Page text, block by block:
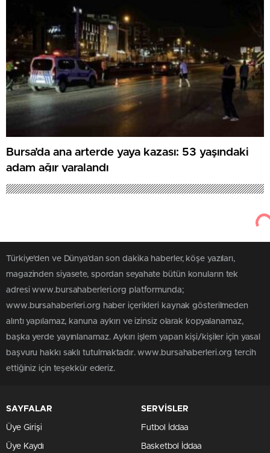
Bursa’da ana arterde yaya kazası: 53 yaşındaki
adam ağır yaralandı
Türkiye'den ve Dünya’dan son dakika haberler, köşe yazıları,
magazinden siyasete, spordan seyahate bütün konuların tek
adresi www.bursahaberleri.org platformunda;
www.bursahaberleri.org haber içerikleri kaynak gösterilmeden
alıntı yapılamaz, kanuna aykırı ve izinsiz olarak kopyalanamaz,
başka yerde yayınlanamaz. Aykırı işlem yapan kişi/kişiler için yasal
başvuru hakkı saklı tutulmaktadır. www.bursahaberleri.org tercih
ettiğiniz için teşekkür ederiz.
SAYFALAR
Üye Girişi
Üye Kaydı
SERVİSLER
Futbol İddaa
Basketbol İddaa